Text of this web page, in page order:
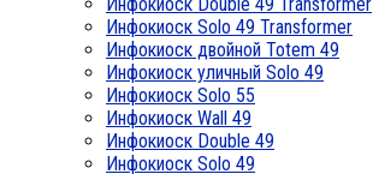
Инфокиоск Solo 49 Transformer
Инфокиоск двойной Totem 49
Инфокиоск уличный Solo 49
Инфокиоск Solo 55
Инфокиоск Wall 49
Инфокиоск Double 49
Инфокиоск Solo 49